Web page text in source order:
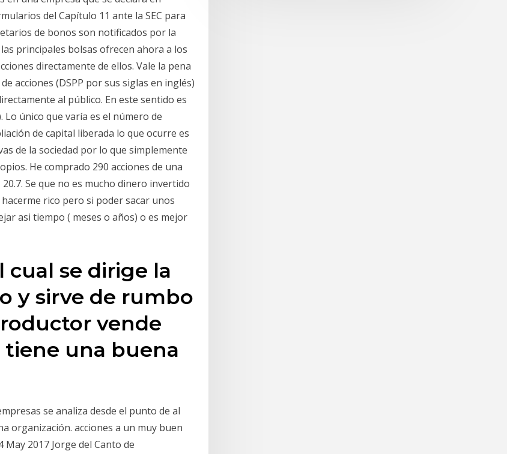
del Capítulo 11 ante la SEC para
de bonos son notificados por la
principales bolsas ofrecen ahora a los
directamente de ellos. Vale la pena
acciones (DSPP por sus siglas en inglés)
al público. En este sentido es
Lo único que varía es el número de
de capital liberada lo que ocurre es
de la sociedad por lo que simplemente
He comprado 290 acciones de una
Se que no es mucho dinero invertido
rico pero si poder sacar unos
asi tiempo ( meses o años) o es mejor
cual se dirige la
y sirve de rumbo
vende
una buena
se analiza desde el punto de al
organización. acciones a un muy buen
2017 Jorge del Canto de